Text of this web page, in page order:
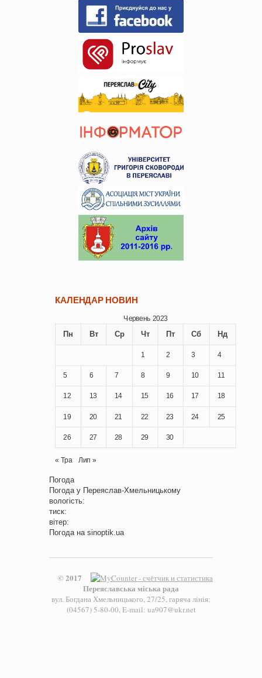
КАЛЕНДАР НОВИН
Червень 2023
Пн Вт Ср Чт Пт Сб Нд
1 2 3 4
5 6 7 8 9 10 11
12 13 14 15 16 17 18
19 20 21 22 23 24 25
26 27 28 29 30
« Тра Лип »
Погода
Погода у Переяслав-Хмельницькому
вологість:
тиск:
вітер:
Погода на sinoptik.ua
© 2017
Переяславська міська рада
вул. Богдана Хмельницького, 27/25, гаряча лінія:
(04567) 5-80-00, E-mail: ua907@ukr.net